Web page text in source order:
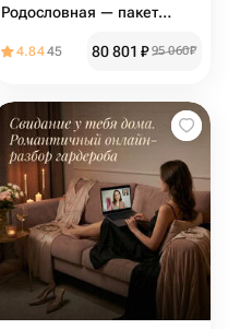
Родословная — пакет
4.8445 80 801 ₽ 95 060₽